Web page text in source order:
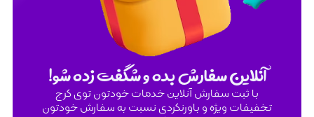
سفارش بده و شگفت زده شو!
با ثبت سفارش آنلاین خدمات خودتون توی کرج
ویژه و باورنکردی نسبت به سفارش خودتون